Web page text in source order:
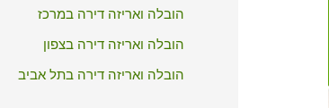
הובלה ואריזה דירה במרכז
הובלה ואריזה דירה בצפון
הובלה ואריזה דירה בתל אביב